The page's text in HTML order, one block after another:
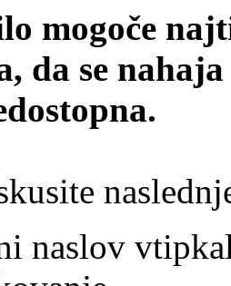
mogoče
da se
naslov